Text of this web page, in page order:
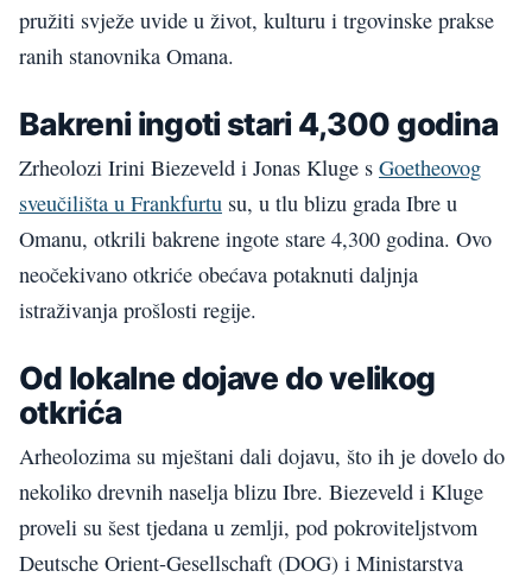
pružiti svježe uvide u život, kulturu i trgovinske prakse
ranih stanovnika Omana.
Bakreni ingoti stari 4,300 godina
Zrheolozi Irini Biezeveld i Jonas Kluge s Goetheovog
sveučilišta u Frankfurtu su, u tlu blizu grada Ibre u
Omanu, otkrili bakrene ingote stare 4,300 godina. Ovo
neočekivano otkriće obećava potaknuti daljnja
istraživanja prošlosti regije.
Od lokalne dojave do velikog
otkrića
Arheolozima su mještani dali dojavu, što ih je dovelo do
nekoliko drevnih naselja blizu Ibre. Biezeveld i Kluge
proveli su šest tjedana u zemlji, pod pokroviteljstvom
Deutsche Orient-Gesellschaft (DOG) i Ministarstva